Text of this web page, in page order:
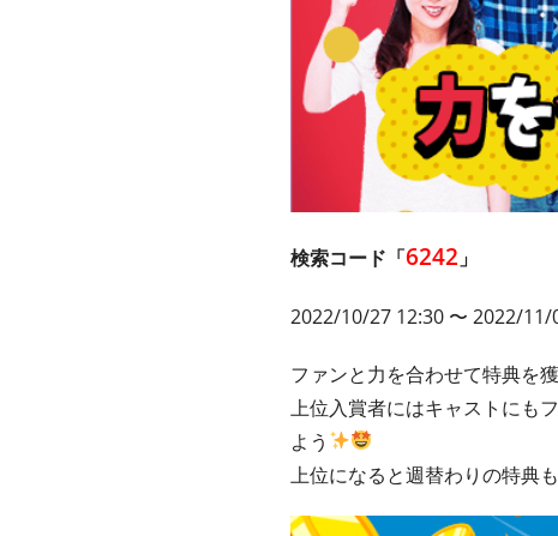
検索コード「6242 」
2022/10/27 12:30 〜 2022/11/
ファンと力を合わせて特典を
上位入賞者にはキャストにも
よう
上位になると週替わりの特典も